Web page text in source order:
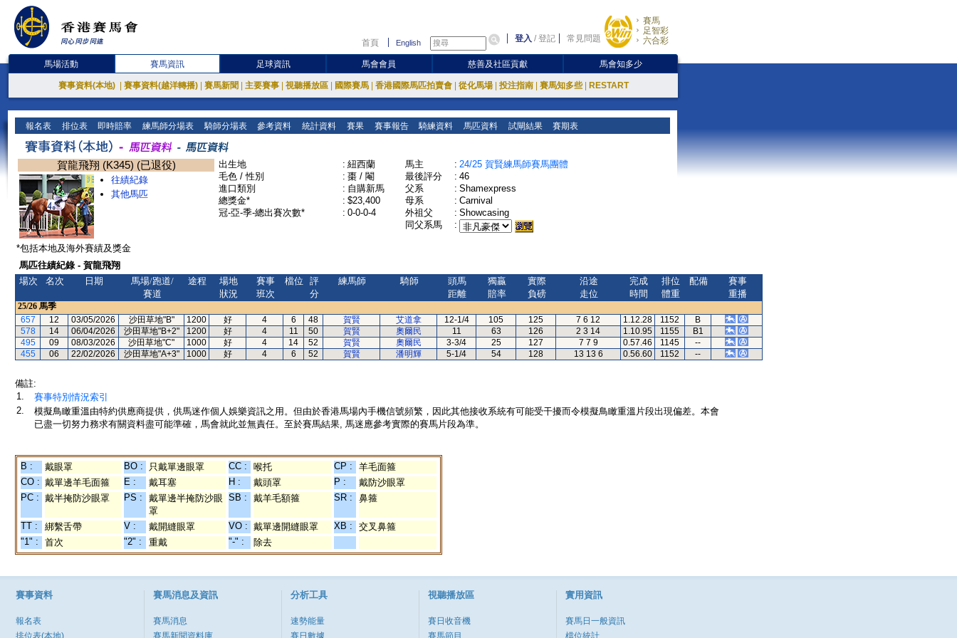
首頁 English 登入 /登記 常見問題
賽馬
足智彩
六合彩
馬場活動 賽馬資訊 足球資訊 馬會會員 慈善及社區貢獻 馬會知多少
賽事資料(本地) 賽事資料(越洋轉播) 賽馬新聞 主要賽事 視聽播放區 國際賽馬 香港國際馬匹拍賣會 從化馬場 投注指南 賽馬知多些 RESTART
報名表 排位表 即時賠率 練馬師分場表 騎師分場表 參考資料 統計資料 賽果 賽事報告 騎練資料 馬匹資料 試閘結果 賽期表
賀龍飛翔 (K345) (已退役)
往績紀錄
其他馬匹
出生地 : 紐西蘭
毛色 / 性別
: 棗 / 閹
進口類別
: 自購新馬
總獎金*
: $23,400
冠-亞-季-總出賽次數*
: 0-0-0-4
馬主 : 24/25 賀賢練馬師賽馬團體
最後評分
: 46
父系
: Shamexpress
母系
: Carnival
外祖父
: Showcasing
同父系馬
:
*包括本地及海外賽績及獎金
馬匹往績紀錄 - 賀龍飛翔
場次
名次 日期
馬場/跑道/
賽道
途程
場地
狀況
賽事
班次
檔位
評
分
練馬師 騎師
頭馬
距離
獨贏
賠率
實際
負磅
沿途
走位
完成
時間
排位
體重
配備
賽事
重播
25/26 馬季
657
12 03/05/2026 沙田草地"B" 1200 好 4 6 48 賀賢 艾道拿 12-1/4 105 125 7 6 12 1.12.28 1152
B
578
14 06/04/2026 沙田草地"B+2" 1200 好 4 11 50 賀賢 奧爾民 11 63 126 2 3 14 1.10.95 1155
B1
495
09 08/03/2026 沙田草地"C" 1000 好 4 14 52 賀賢 奧爾民 3-3/4 25 127 7 7 9 0.57.46 1145
--
455
06 22/02/2026 沙田草地"A+3" 1000 好 4 6 52 賀賢 潘明輝 5-1/4 54 128 13 13 6 0.56.60 1152 --
備註:
1.
賽事特別情況索引
2.
模擬鳥瞰重溫由特約供應商提供，供馬迷作個人娛樂資訊之用。但由於香港馬場內手機信號頻繁，因此其他接收系統有可能受干擾而令模擬鳥瞰重溫片段出現偏差。本會
已盡一切努力務求有關資料盡可能準確，馬會就此並無責任。至於賽馬結果, 馬迷應參考實際的賽馬片段為準。
B : 戴眼罩 BO : 只戴單邊眼罩 CC : 喉托 CP :
羊毛面箍
CO : 戴單邊羊毛面箍 E : 戴耳塞 H : 戴頭罩 P :
戴防沙眼罩
PC : 戴半掩防沙眼罩 PS :
戴單邊半掩防沙眼
罩
SB : 戴羊毛額箍 SR : 鼻箍
TT : 綁繫舌帶 V : 戴開縫眼罩 VO : 戴單邊開縫眼罩 XB :
交叉鼻箍
"1" :
首次 "2" : 重戴 "-" : 除去
賽事資料
報名表
排位表(本地)
賽馬消息及資訊
賽馬消息
賽馬新聞資料庫
分析工具
速勢能量
賽日數據
視聽播放區
賽日收音機
賽馬節目
實用資訊
賽馬日一般資訊
檔位統計